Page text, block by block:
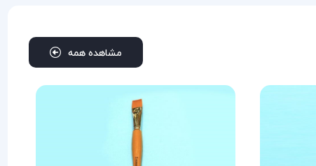
مشاهده همه